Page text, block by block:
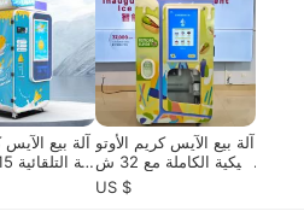
آلة بيع الآيس
خدمة الذاتية
آلة بيع الآيس كريم الأوتو
ماتيكية الكاملة مع 32 ش
اشة تعمل باللمس ونكها
ت DIY"
US $